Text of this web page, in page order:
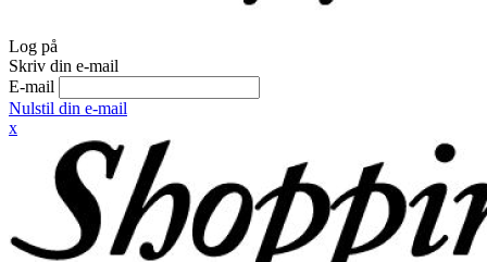
Log på
Skriv din e-mail
E-mail
Nulstil din e-mail
x